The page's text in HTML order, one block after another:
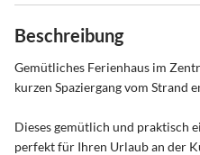
Beschreibung
Gemütliches Ferienhaus im
kurzen Spaziergang vom Strand
Dieses gemütlich und praktisch
perfekt für Ihren Urlaub an der